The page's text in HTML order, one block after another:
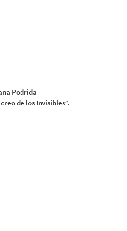
Podrida
de los Invisibles”.